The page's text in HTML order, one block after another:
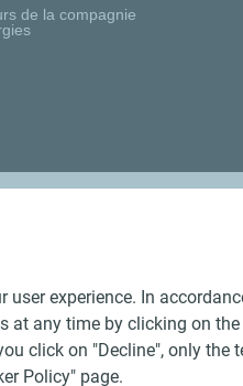
de la compagnie
experience. In
at any time by clicking on
click on "Decline", only the
Policy" page.